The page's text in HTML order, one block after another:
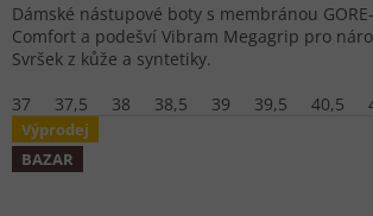
Dámské nástupové boty s membránou
Comfort a podešví Vibram Megagrip pro
Svršek z kůže a syntetiky.
37
37,5 38 38,5 39 39,5 40,5
Výprodej
BAZAR